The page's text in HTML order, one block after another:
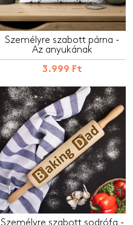
Személyre szabott párna -
Az anyukának
3.999 Ft
Személyre szabott sodrófa -